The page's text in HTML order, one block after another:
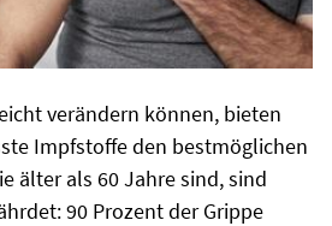
verändern können, bieten
Impfstoffe den bestmöglichen
älter als 60 Jahre sind, sind
90 Prozent der Grippe